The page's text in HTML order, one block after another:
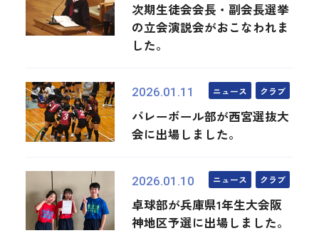
次期生徒会会長・副会長選挙
の立会演説会がおこなわれま
した。
2026.01.11 ニュース クラブ
バレーボール部が西宮選抜大
会に出場しました。
2026.01.10 ニュース クラブ
卓球部が兵庫県1年生大会阪
神地区予選に出場しました。